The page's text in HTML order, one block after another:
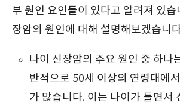
부 원인 요인들이 있다고 알려져 있습
장암의 원인에 대해 설명해보겠습니
나이 신장암의 주요 원인 중 하나
반적으로 50세 이상의 연령대에
가 많습니다. 이는 나이가 들면서